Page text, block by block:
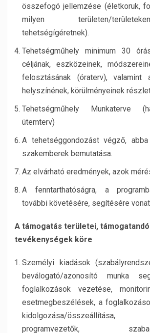
összefogó jellemzése (életkoruk,
milyen területen/
tehetségígéretnek).
Tehetségműhely minimum 30
céljának, eszközeinek,
felosztásának (óraterv), valamint
helyszínének, körülményeinek
Tehetségműhely Munkaterve
ütemterv)
A tehetséggondozást végző,
szakemberek bemutatása.
Az elvárható eredmények, azok
A fenntarthatóságra, a
további követésére, segítésére
A támogatás területei, támogatandó
tevékenységek köre
Személyi kiadások
beválogató/azonosító munka
foglalkozások vezetése,
esetmegbeszélések, a
kidolgozása/összeállítása,
programvezetők,